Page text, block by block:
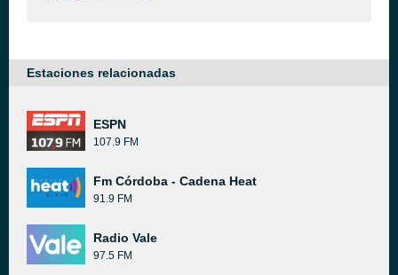
Estaciones relacionadas
ESPN
107.9 FM
Fm Córdoba - Cadena Heat
91.9 FM
Radio Vale
97.5 FM